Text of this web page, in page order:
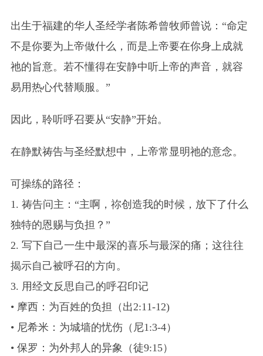
出生于福建的华人圣经学者陈希曾牧师曾说：“命定
不是你要为上帝做什么，而是上帝要在你身上成就
祂的旨意。若不懂得在安静中听上帝的声音，就容
易用热心代替顺服。”
因此，聆听呼召要从“安静”开始。
在静默祷告与圣经默想中，上帝常显明祂的意念。
可操练的路径：
1. 祷告问主：“主啊，祢创造我的时候，放下了什么
独特的恩赐与负担？”
2. 写下自己一生中最深的喜乐与最深的痛；这往往
揭示自己被呼召的方向。
3. 用经文反思自己的呼召印记
• 摩西：为百姓的负担（出2:11-12)
• 尼希米：为城墙的忧伤（尼1:3-4）
• 保罗：为外邦人的异象（徒9:15）